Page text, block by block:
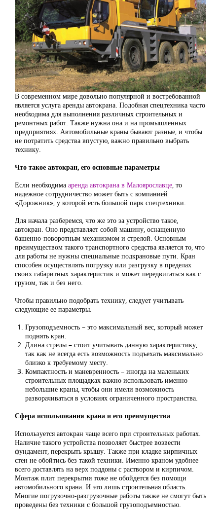
В современном мире довольно популярной и востребованной
является услуга аренды автокрана. Подобная спецтехника часто
необходима для выполнения различных строительных и
ремонтных работ. Также нужна она и на промышленных
предприятиях. Автомобильные краны бывают разные, и чтобы
не потратить средства впустую, важно правильно выбрать
технику.
Что такое автокран, его основные параметры
Если необходима аренда автокрана в Малоярославце, то
надежное сотрудничество может быть с компанией
«Дорожник», у которой есть большой парк спецтехники.
Для начала разберемся, что же это за устройство такое,
автокран. Оно представляет собой машину, оснащенную
башенно-поворотным механизмом и стрелой. Основным
преимуществом такого транспортного средства является то, что
для работы не нужны специальные подкрановые пути. Кран
способен осуществлять погрузку или разгрузку в пределах
своих габаритных характеристик и может передвигаться как с
грузом, так и без него.
Чтобы правильно подобрать технику, следует учитывать
следующие ее параметры.
Грузоподъемность – это максимальный вес, который может
поднять кран.
Длина стрелы – стоит учитывать данную характеристику,
так как не всегда есть возможность подъехать максимально
близко к требуемому месту.
Компактность и маневренность – иногда на маленьких
строительных площадках важно использовать именно
небольшие краны, чтобы они имели возможность
разворачиваться в условиях ограниченного пространства.
Сфера использования крана и его преимущества
Используется автокран чаще всего при строительных работах.
Наличие такого устройства позволяет быстрее возвести
фундамент, перекрыть крышу. Также при кладке кирпичных
стен не обойтись без такой техники. Именно краном удобнее
всего доставлять на верх поддоны с раствором и кирпичом.
Монтаж плит перекрытия тоже не обойдется без помощи
автомобильного крана. И это лишь строительная область.
Многие погрузочно-разгрузочные работы также не смогут быть
проведены без техники с большой грузоподъемностью.